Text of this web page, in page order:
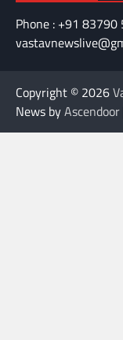
Phone : +91 83790
Copyright © 2026
News byAscendoor